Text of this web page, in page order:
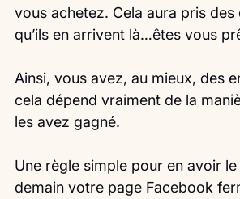
vous achetez. Cela aura pris des
qu’ils en arrivent là…êtes vous
Ainsi, vous avez, au mieux, des
cela dépend vraiment de la
les avez gagné.
Une règle simple pour en avoir
demain votre page Facebook